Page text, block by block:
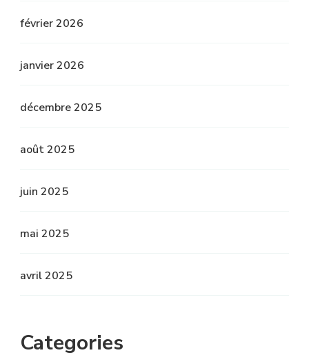
février 2026
janvier 2026
décembre 2025
août 2025
juin 2025
mai 2025
avril 2025
Categories